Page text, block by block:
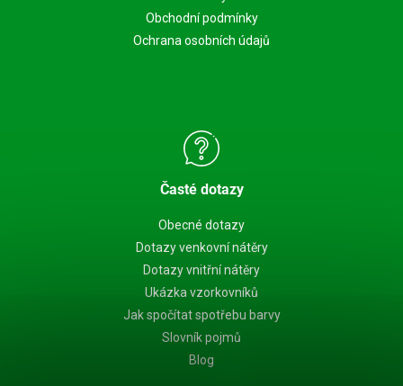
Obchodní podmínky
Ochrana osobních údajů
Časté dotazy
Obecné dotazy
Dotazy venkovní nátěry
Dotazy vnitřní nátěry
Ukázka vzorkovníků
Jak spočítat spotřebu barvy
Slovník pojmů
Blog